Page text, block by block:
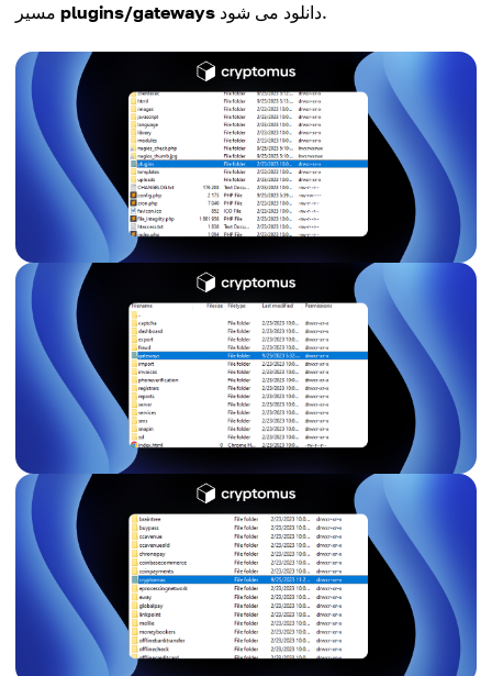
plugins/gateways دانلود می شود.